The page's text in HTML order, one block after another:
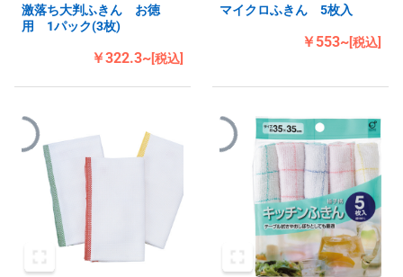
激落ち大判ふきん お徳
用 1パック(3枚)
￥322.3~[税込]
マイクロふきん 5枚入
￥553~[税込]